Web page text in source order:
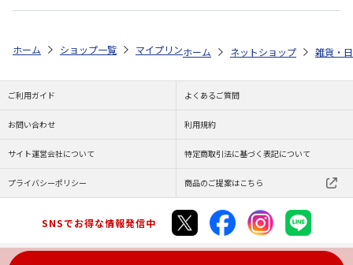
ホーム ショップ一覧 マイプリント カーステッカー【スコティッ
ホーム ネットショップ 雑貨・
ご利用ガイド よくあるご質問
お問い合わせ 利用規約
サイト運営会社について 特定商取引法に基づく表記について
プライバシーポリシー 商品のご提案はこちら
SNSでお得な情報発信中